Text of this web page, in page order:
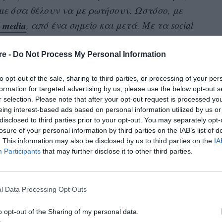
- Do Not Process My Personal Information
opt-out of the sale, sharing to third parties, or processing of your
for targeted advertising by us, please use the below opt-out
selection. Please note that after your opt-out request is processed
interest-based ads based on personal information utilized by us
to third parties prior to your opt-out. You may separately
of your personal information by third parties on the IAB’s list of
This information may also be disclosed by us to third parties on the
Participants that may further disclose it to other third parties.
Data Processing Opt Outs
opt-out of the Sharing of my personal data.
όσα θέλουν να με ρωτήσουν. Ωστόσο, με
, από ένα σημείο και μετά. Με τα social
αλλά τώρα έχω διαρκή παρουσία».
πάρα πολύ με όλα όσα έχουν συμβεί στην
αν και κρατά χαμηλό προφίλ:«Νομίζω
να χαίρομαι περισσότερο».
περιπετειώδη φύση της. Όπως είπε στη
βλέπει γύρω της. Μάλιστα, κάνει πολλά
γνώσεις και εικόνες που δύσκολα
στα τραγούδια της. Αυτό το
που την ενέπνευσε να μοιραστεί την
Σταυρό του Νότου.